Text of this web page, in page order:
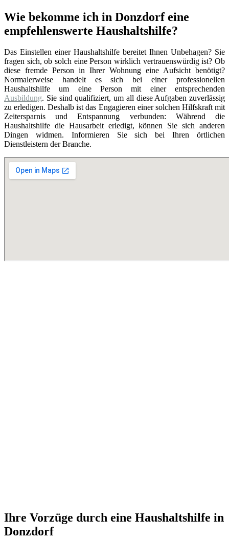
Wie bekomme ich in Donzdorf eine
empfehlenswerte Haushaltshilfe?
Das Einstellen einer Haushaltshilfe bereitet Ihnen Unbehagen? Sie
fragen sich, ob solch eine Person wirklich vertrauenswürdig ist? Ob
diese fremde Person in Ihrer Wohnung eine Aufsicht benötigt?
Normalerweise handelt es sich bei einer professionellen
Haushaltshilfe um eine Person mit einer entsprechenden
Ausbildung. Sie sind qualifiziert, um all diese Aufgaben zuverlässig
zu erledigen. Deshalb ist das Engagieren einer solchen Hilfskraft mit
Zeitersparnis und Entspannung verbunden: Während die
Haushaltshilfe die Hausarbeit erledigt, können Sie sich anderen
Dingen widmen. Informieren Sie sich bei Ihren örtlichen
Dienstleistern der Branche.
Ihre Vorzüge durch eine Haushaltshilfe in
Donzdorf